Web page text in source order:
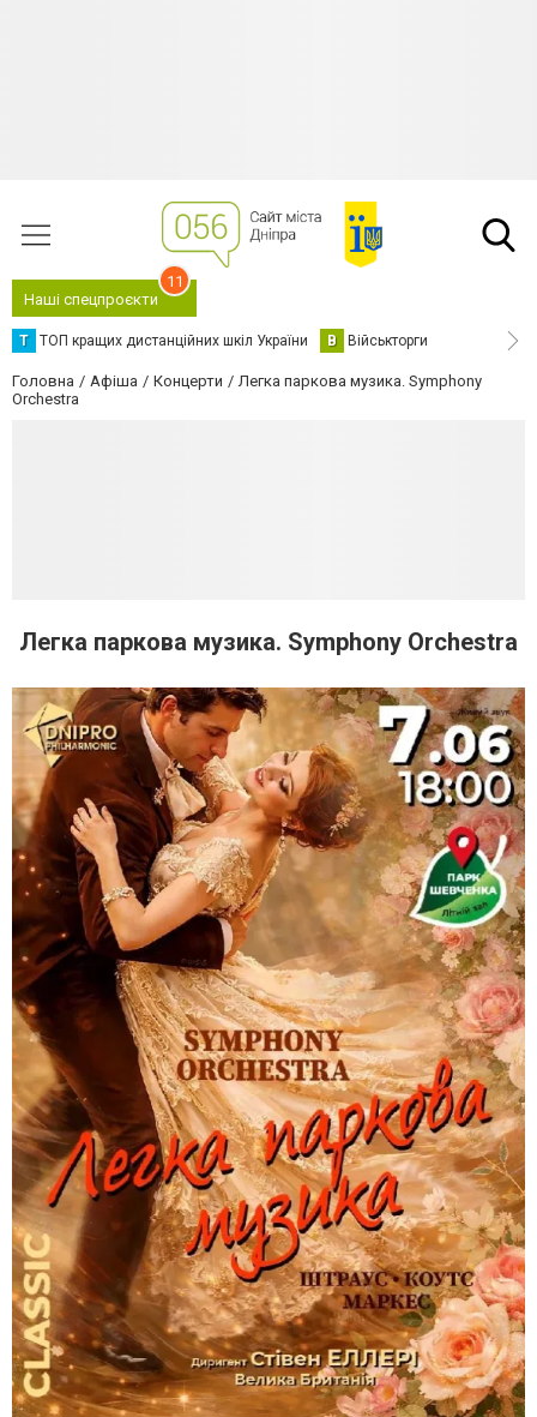
Наші спецпроєкти
11
Т ТОП кращих дистанційних шкіл України В Військторги
Головна Афіша Концерти
Легка паркова музика. Symphony
Orchestra
Легка паркова музика. Symphony Orchestra